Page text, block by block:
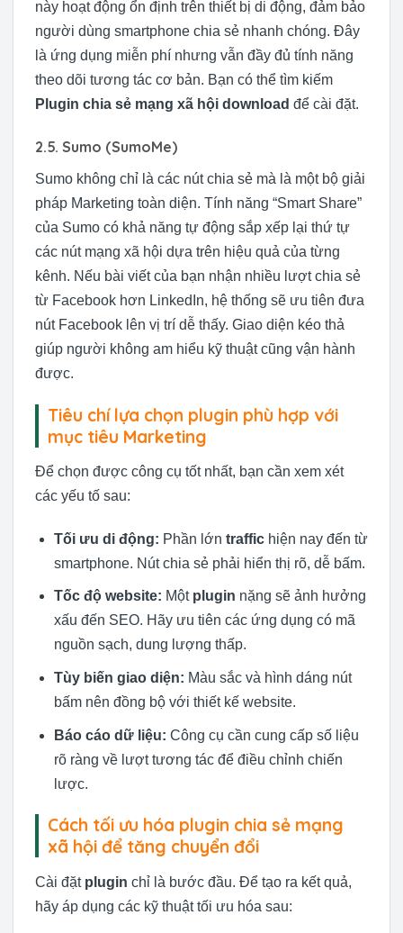
này hoạt động ổn định trên thiết bị di động, đảm bảo
người dùng smartphone chia sẻ nhanh chóng. Đây
là ứng dụng miễn phí nhưng vẫn đầy đủ tính năng
theo dõi tương tác cơ bản. Bạn có thể tìm kiếm
Plugin chia sẻ mạng xã hội download để cài đặt.
2.5. Sumo (SumoMe)
Sumo không chỉ là các nút chia sẻ mà là một bộ giải
pháp Marketing toàn diện. Tính năng “Smart Share”
của Sumo có khả năng tự động sắp xếp lại thứ tự
các nút mạng xã hội dựa trên hiệu quả của từng
kênh. Nếu bài viết của bạn nhận nhiều lượt chia sẻ
từ Facebook hơn LinkedIn, hệ thống sẽ ưu tiên đưa
nút Facebook lên vị trí dễ thấy. Giao diện kéo thả
giúp người không am hiểu kỹ thuật cũng vận hành
được.
Tiêu chí lựa chọn plugin phù hợp với
mục tiêu Marketing
Để chọn được công cụ tốt nhất, bạn cần xem xét
các yếu tố sau:
Tối ưu di động: Phần lớn traffichiện nay đến từ
smartphone. Nút chia sẻ phải hiển thị rõ, dễ bấm.
Tốc độ website: Một plugin nặng sẽ ảnh hưởng
xấu đến SEO. Hãy ưu tiên các ứng dụng có mã
nguồn sạch, dung lượng thấp.
Tùy biến giao diện: Màu sắc và hình dáng nút
bấm nên đồng bộ với thiết kế website.
Báo cáo dữ liệu: Công cụ cần cung cấp số liệu
rõ ràng về lượt tương tác để điều chỉnh chiến
lược.
Cách tối ưu hóa plugin chia sẻ mạng
xã hội để tăng chuyển đổi
Cài đặt plugin chỉ là bước đầu. Để tạo ra kết quả,
hãy áp dụng các kỹ thuật tối ưu hóa sau: